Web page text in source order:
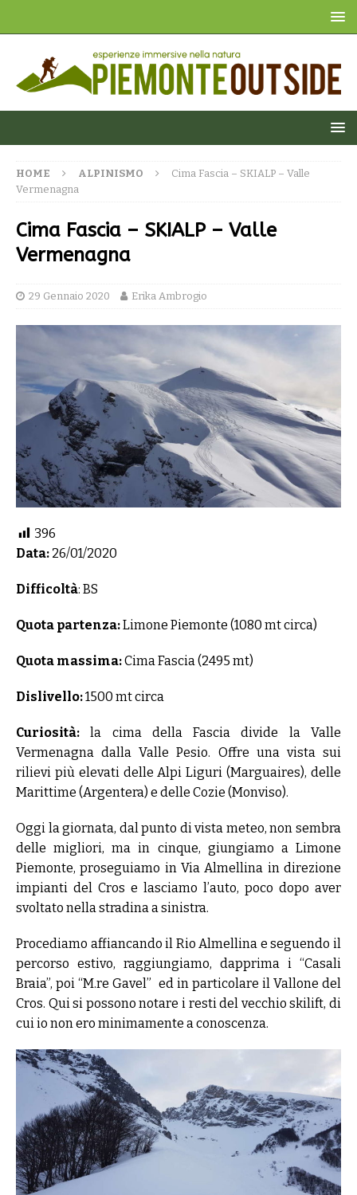
HOME ALPINISMO
Cima Fascia – SKIALP – Valle
Vermenagna
Cima Fascia – SKIALP – Valle
Vermenagna
29 Gennaio 2020 Erika Ambrogio
396
Data: 26/01/2020
Difficoltà: BS
Quota partenza:Limone Piemonte (1080 mt circa)
Quota massima:Cima Fascia (2495 mt)
Dislivello:1500 mt circa
Curiosità: la cima della Fascia divide la Valle
Vermenagna dalla Valle Pesio. Offre una vista sui
rilievi più elevati delle Alpi Liguri (Marguaires), delle
Marittime (Argentera) e delle Cozie (Monviso).
Oggi la giornata, dal punto di vista meteo, non sembra
delle migliori, ma in cinque, giungiamo a Limone
Piemonte, proseguiamo in Via Almellina in direzione
impianti del Cros e lasciamo l’auto, poco dopo aver
svoltato nella stradina a sinistra.
Procediamo affiancando il Rio Almellina e seguendo il
percorso estivo, raggiungiamo, dapprima i “Casali
Braia”, poi “M.re Gavel” ed in particolare il Vallone del
Cros. Qui si possono notare i resti del vecchio skilift, di
cui io non ero minimamente a conoscenza.